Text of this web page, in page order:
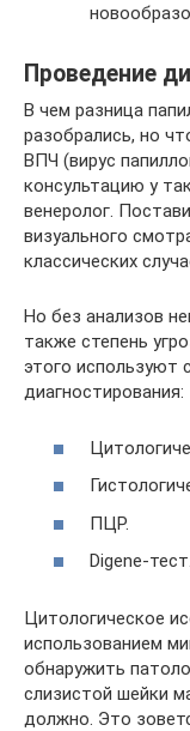
Проведение
В чем разница
разобрались, но
ВПЧ (вирус
консультацию у
венеролог.
визуального
классических
Но без анализов
также степень
этого
диагностирования:
ПЦР.
Digene-тест.
Цитологическое
использованием
обнаружить
слизистой шейки
должно. Это